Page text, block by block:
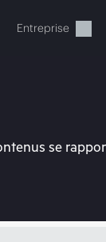
Entreprise
se